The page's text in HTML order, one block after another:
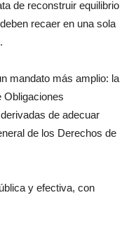
de reconstruir equilibrio
recaer en una sola
mandato más amplio: la
Obligaciones
de adecuar
de los Derechos de
y efectiva, con